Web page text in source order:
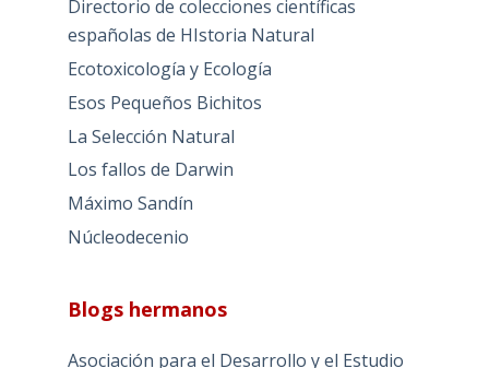
Directorio de colecciones científicas
españolas de HIstoria Natural
Ecotoxicología y Ecología
Esos Pequeños Bichitos
La Selección Natural
Los fallos de Darwin
Máximo Sandín
Núcleodecenio
Blogs hermanos
Asociación para el Desarrollo y el Estudio